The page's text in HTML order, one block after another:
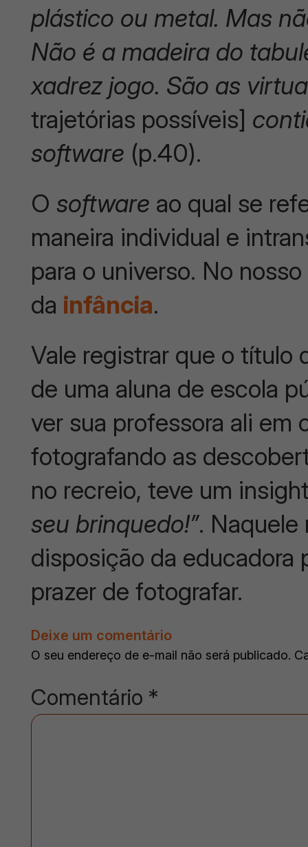
plástico ou metal. Mas
Não é a madeira do
xadrez jogo. São as
trajetórias possíveis]
software (p.40).
O software ao qual se
maneira individual e
para o universo. No
da infância.
Vale registrar que o título
de uma aluna de escola
ver sua professora ali em
fotografando as
no recreio, teve um
seu brinquedo!”. Naquele
disposição da educadora
prazer de fotografar.
Deixe um comentário
O seu endereço de e-mail não será publicado.
Comentário *